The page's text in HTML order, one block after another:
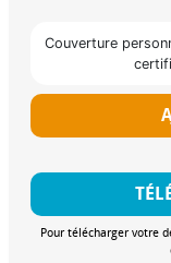
Couverture
Pour télécharger votre